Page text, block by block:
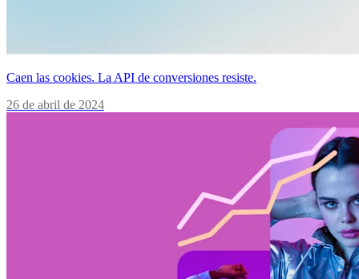
Caen las cookies. La API de conversiones resiste.
26 de abril de 2024